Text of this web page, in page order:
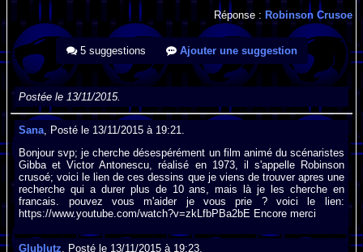
Réponse : Robinson Crusoe
5 suggestions Ajouter une suggestion
Postée le 13/11/2015.
Sana , Posté le 13/11/2015 à 19:21.
Bonjour svp; je cherche désespérément un film animé du scénaristes
Gibba et Victor Antonescu, réalisé en 1973, il s'appelle Robinson
crusoé; voici le lien de ces dessins que je viens de trouver apres une
recherche qui a durer plus de 10 ans, mais là je les cherche en
francais. pouvez vous m'aider je vous prie ? voici le lien:
https://www.youtube.com/watch?v=zkLfbPBa2bE Encore merci
Glublutz, Posté le 13/11/2015 à 19:23.